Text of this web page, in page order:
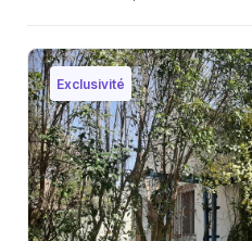
Exclusivité